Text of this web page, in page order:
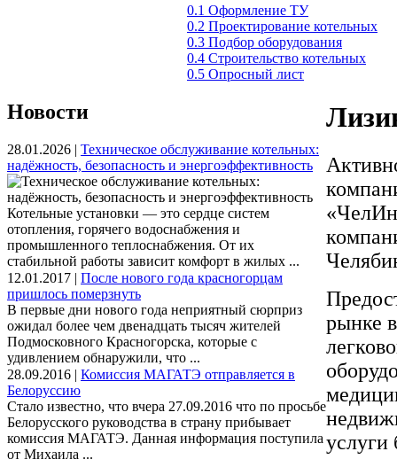
0.1 Оформление ТУ
0.2 Проектирование котельных
0.3 Подбор оборудования
0.4 Строительство котельных
0.5 Опросный лист
Новости
28.01.2026 | Техническое обслуживание котельных:
надёжность, безопасность и энергоэффективность
Котельные установки — это сердце систем
отопления, горячего водоснабжения и
промышленного теплоснабжения. От их
стабильной работы зависит комфорт в жилых ...
12.01.2017 | После нового года красногорцам
пришлось померзнуть
В первые дни нового года неприятный сюрприз
ожидал более чем двенадцать тысяч жителей
Подмосковного Красногорска, которые с
удивлением обнаружили, что ...
28.09.2016 | Комиссия МАГАТЭ отправляется в
Белоруссию
Стало известно, что вчера 27.09.2016 что по просьбе
Белорусского руководства в страну прибывает
комиссия МАГАТЭ. Данная информация поступила
от Михаила ...
рынке
услуги